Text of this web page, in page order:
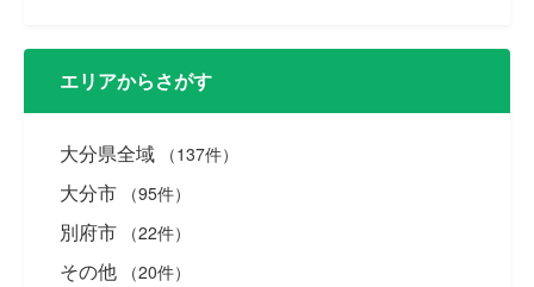
エリアからさがす
大分県全域 （137件）
大分市 （95件）
別府市 （22件）
その他 （20件）